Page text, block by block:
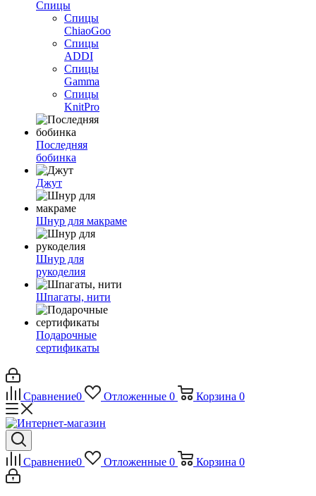
Спицы
Спицы
ChiaoGoo
Спицы
ADDI
Спицы
Gamma
Спицы
KnitPro
Последняя
бобинка
Джут
Шнур для макраме
Шнур для
рукоделия
Шпагаты, нити
Подарочные
сертификаты
Сравнение0 Отложенные 0 Корзина 0
Сравнение0 Отложенные 0 Корзина 0